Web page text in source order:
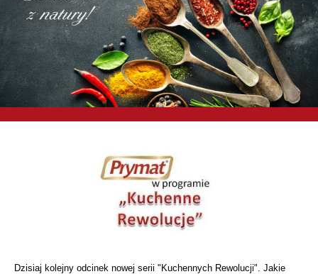
Dzisiaj kolejny odcinek nowej serii "Kuchennych Rewolucji". Jakie